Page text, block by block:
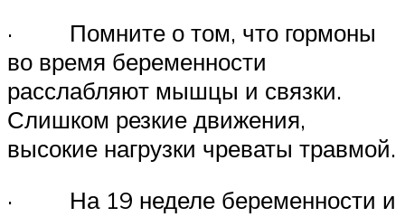
· Помните о том, что гормоны
во время беременности
расслабляют мышцы и связки.
Слишком резкие движения,
высокие нагрузки чреваты травмой.
· На 19 неделе беременности и